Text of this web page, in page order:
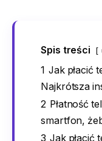
Spis treści
1 Jak płacić
Najkrótsza
2 Płatność
smartfon,
3 Jak płacić